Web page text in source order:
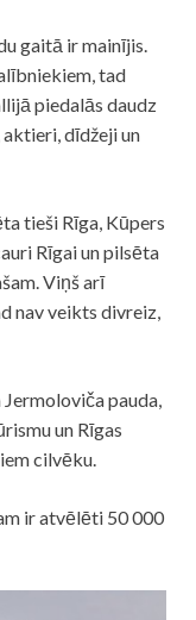
gaitā ir mainījis.
tad
piedalās daudz
dīdžeji un
tieši Rīga, Kūpers
Rīgai un pilsēta
Viņš arī
nav veikts divreiz,
pauda,
un Rīgas
cilvēku.
ir atvēlēti 50 000